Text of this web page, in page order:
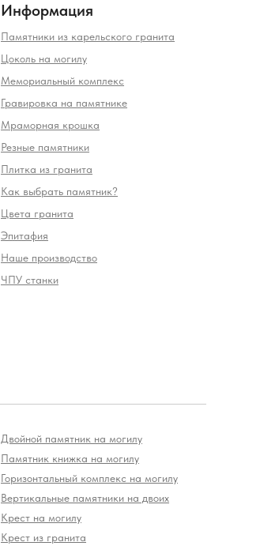
Информация
Памятники из карельского гранита
Цоколь на могилу
Мемориальный комплекс
Гравировка на памятнике
Мраморная крошка
Резные памятники
Плитка из гранита
Как выбрать памятник?
Цвета гранита
Эпитафия
Наше производство
ЧПУ станки
Двойной памятник на могилу
Памятник книжка на могилу
Горизонтальный комплекс на могилу
Вертикальные памятники на двоих
Крест на могилу
Крест из гранита